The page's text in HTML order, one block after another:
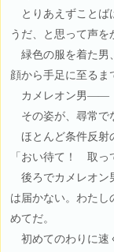
とりあえずことば
うだ、と思って声
緑色の服を着た男
顔から手足に至る
カメレオン男――
その姿が、尋常で
ほとんど条件反射
「おい待て！ 取っ
後ろでカメレオン
は届かない。わた
めてだ。
初めてのわりに速